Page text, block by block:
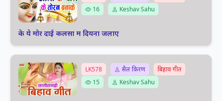
16
Keshav Sahu
के ये मोर दाई कलसा म दियना जलाए
LK578 सैल किरण
बिहाव गीत
15
Keshav Sahu